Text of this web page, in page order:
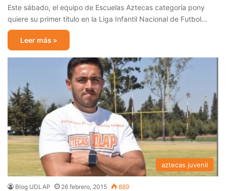
Este sábado, el equipo de Escuelas Aztecas categoría pony
quiere su primer título en la Liga Infantil Nacional de Futbol…
Leer más »
aztecas juvenil
Blog UDLAP 26 febrero, 2015 889